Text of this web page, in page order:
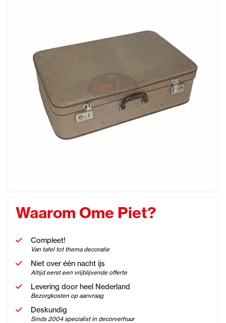
Waarom Ome Piet?
Compleet!
Van tafel tot thema decoratie
Niet over één nacht ijs
Altijd eerst een vrijblijvende offerte
Levering door heel Nederland
Bezorgkosten op aanvraag
Deskundig
Sinds 2004 specialist in decorverhuur